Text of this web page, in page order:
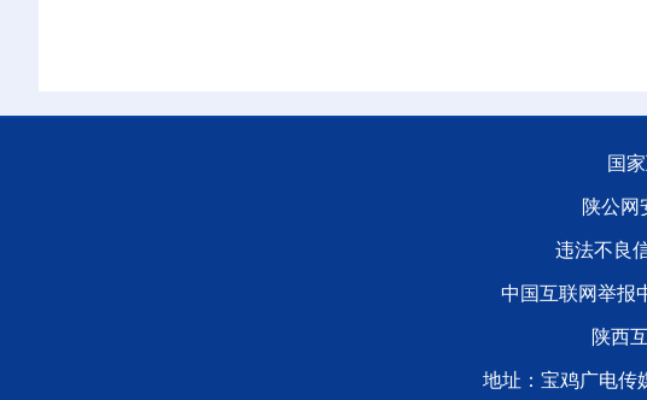
国
陕公网
违法不良
中国互联网举报
陕西
地址：宝鸡广电传